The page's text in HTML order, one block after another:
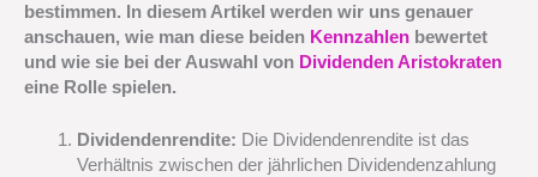
bestimmen. In diesem Artikel werden wir uns genauer
anschauen, wie man diese beiden Kennzahlen bewertet
und wie sie bei der Auswahl von Dividenden Aristokraten
eine Rolle spielen.
Dividendenrendite: Die Dividendenrendite ist das
Verhältnis zwischen der jährlichen Dividendenzahlung